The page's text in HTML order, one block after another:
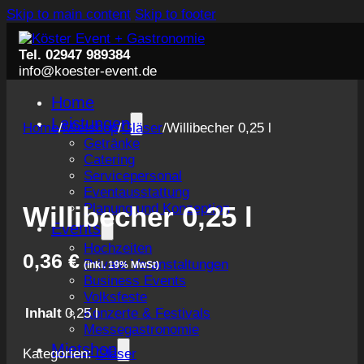
Skip to main content Skip to footer
Tel. 02947 989384
info@koester-event.de
Home
Leistungen
Getränke
Catering
Servicepersonal
Eventausstattung
Planung und Konzeption
Events
Hochzeiten
Private Veranstaltungen
Business Events
Volksfeste
Konzerte & Festivals
Messegastronomie
Mietshop
Home/Mietshop/Gläser/Willibecher 0,25 l
Willibecher 0,25 l
0,36 € (inkl. 19% MwSt)
Inhalt 0,25 l
Kategorien:Gläser